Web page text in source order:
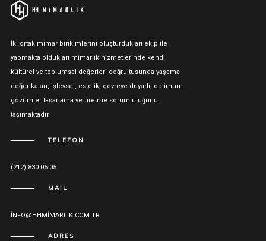
İki ortak mimar birikimlerini oluşturdukları ekip ile
yapmakta oldukları mimarlık hizmetlerinde kendi
kültürel ve toplumsal değerleri doğrultusunda yaşama
değer katan, işlevsel, estetik, çevreye duyarlı, optimum
çözümler tasarlama ve üretme sorumluluğunu
taşımaktadır.
TELEFON
(212) 830 05 05
MAIL
INFO@HHMIMARLIK.COM.TR
ADRES